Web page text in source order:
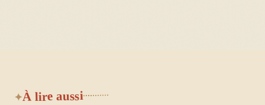
À lire aussi